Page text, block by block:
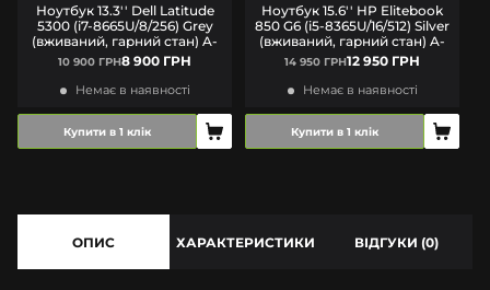
Ноутбук 13.3'' Dell Latitude
5300 (i7-8665U/8/256) Grey
(вживаний, гарний стан) A-
10 900 ГРН8 900 ГРН
Немає в наявності
Купити в 1 клік
Ноутбук 15.6'' HP Elitebook
850 G6 (i5-8365U/16/512) Silver
(вживаний, гарний стан) A-
14 950 ГРН12 950 ГРН
Немає в наявності
Купити в 1 клік
ОПИС ХАРАКТЕРИСТИКИ ВІДГУКИ (0)